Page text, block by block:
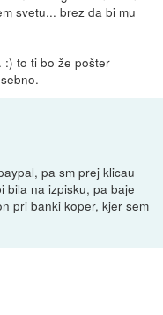
svetu... brez da bi mu
:) to ti bo že pošter
pa sm prej klicau
bila na izpisku, pa baje
pri banki koper, kjer sem